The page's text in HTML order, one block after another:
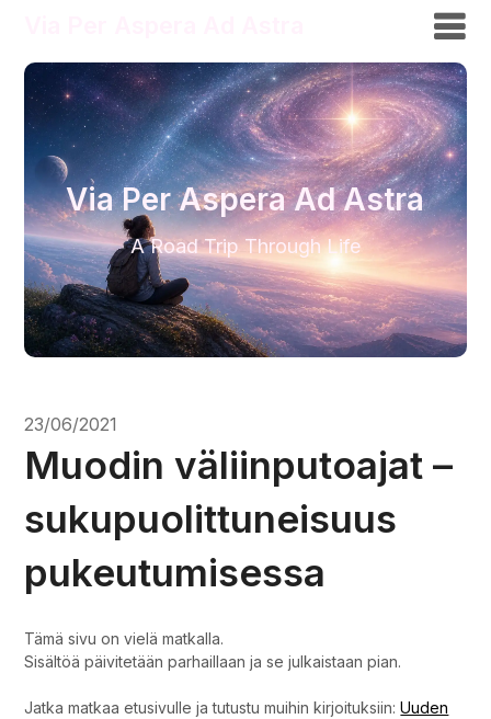
Via Per Aspera Ad Astra
A Road Trip Through Life
23/06/2021
Muodin väliinputoajat –
sukupuolittuneisuus
pukeutumisessa
Tämä sivu on vielä matkalla.
Sisältöä päivitetään parhaillaan ja se julkaistaan pian.
Jatka matkaa etusivulle ja tutustu muihin kirjoituksiin:Uuden